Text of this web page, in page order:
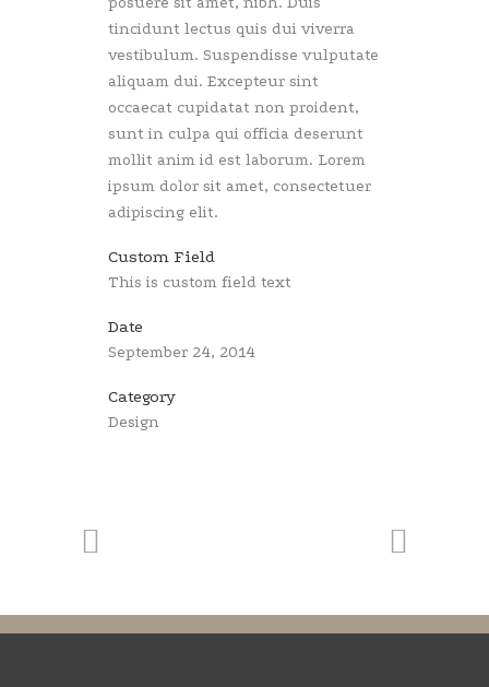
tincidunt lectus quis dui viverra
vestibulum. Suspendisse vulputate
aliquam dui. Excepteur sint
occaecat cupidatat non proident,
sunt in culpa qui officia deserunt
mollit anim id est laborum. Lorem
ipsum dolor sit amet, consectetuer
adipiscing elit.
Custom Field
This is custom field text
Date
September 24, 2014
Category
Design